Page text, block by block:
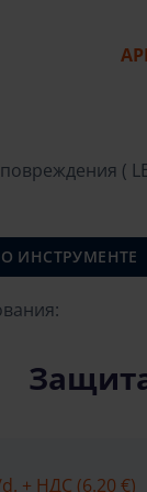
(
ИНСТРУМЕНТЕ
+ НДС (6.20 €)